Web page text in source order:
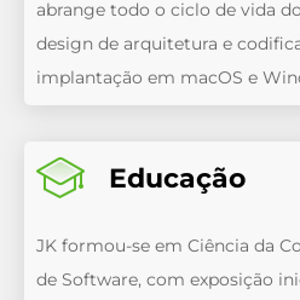
abrange todo o ciclo de vida
design de arquitetura e
implantação em macOS e
Educação
JK formou-se em Ciência da
de Software, com exposição